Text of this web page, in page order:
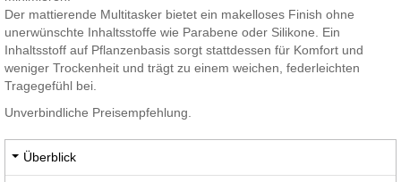
Der mattierende Multitasker bietet ein makelloses Finish ohne
unerwünschte Inhaltsstoffe wie Parabene oder Silikone. Ein
Inhaltsstoff auf Pflanzenbasis sorgt stattdessen für Komfort und
weniger Trockenheit und trägt zu einem weichen, federleichten
Tragegefühl bei.
Unverbindliche Preisempfehlung.
Überblick